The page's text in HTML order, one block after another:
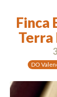
Finca
Terra
DO